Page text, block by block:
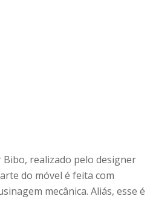
realizado pelo designer
do móvel é feita com
mecânica. Aliás, esse é